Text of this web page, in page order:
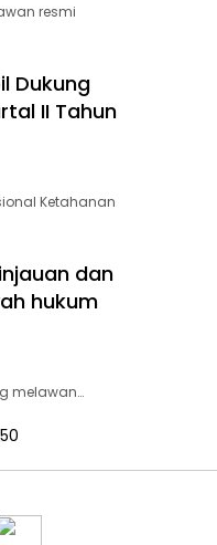
resmi
Dukung
II Tahun
Ketahanan
dan
hukum
melawan…